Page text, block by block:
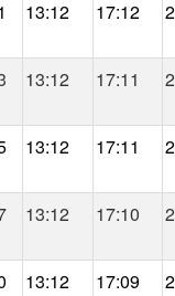
13:12 17:12
13:12 17:11
13:12 17:11
13:12 17:10
13:12 17:09